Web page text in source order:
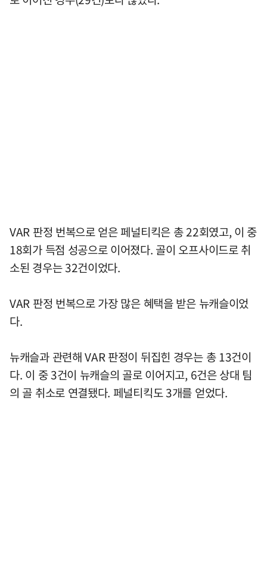
VAR 판정 번복으로 얻은 페널티킥은 총 22회였고, 이 중
18회가 득점 성공으로 이어졌다. 골이 오프사이드로 취
소된 경우는 32건이었다.
VAR 판정 번복으로 가장 많은 혜택을 받은 뉴캐슬이었
다.
뉴캐슬과 관련해 VAR 판정이 뒤집힌 경우는 총 13건이
다. 이 중 3건이 뉴캐슬의 골로 이어지고, 6건은 상대 팀
의 골 취소로 연결됐다. 페널티킥도 3개를 얻었다.